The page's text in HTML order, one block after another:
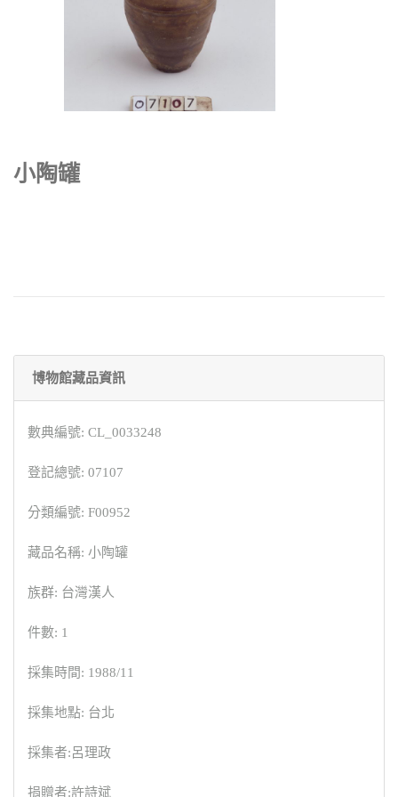
小陶罐
博物館藏品資訊
數典編號: CL_0033248
登記總號: 07107
分類編號: F00952
藏品名稱: 小陶罐
族群: 台灣漢人
件數: 1
採集時間: 1988/11
採集地點: 台北
採集者:呂理政
捐贈者:許詩斌